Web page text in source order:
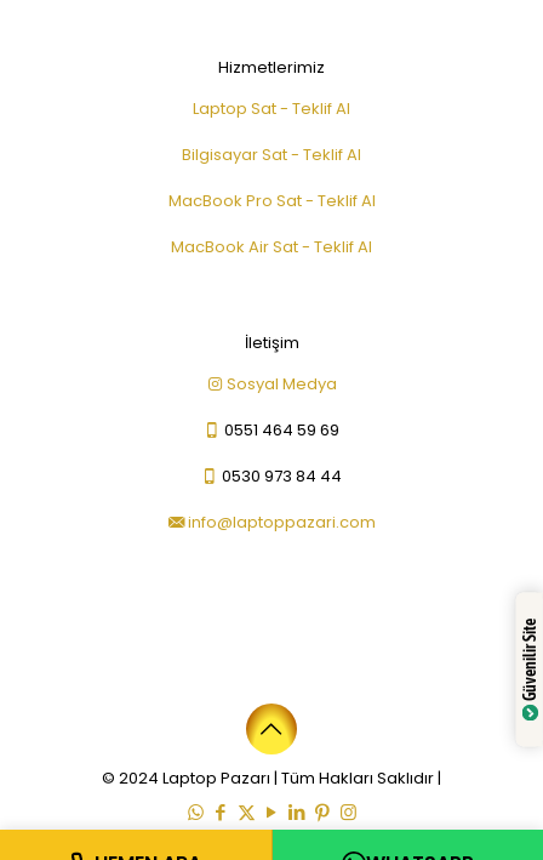
Hizmetlerimiz
Laptop Sat - Teklif Al
Bilgisayar Sat - Teklif Al
MacBook Pro Sat - Teklif Al
MacBook Air Sat - Teklif Al
İletişim
Sosyal Medya
0551 464 59 69
0530 973 84 44
info@laptoppazari.com
© 2024 Laptop Pazarı | Tüm Hakları Saklıdır |
Güvenilir Site